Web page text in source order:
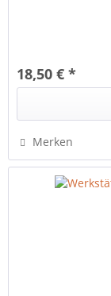
18,50 € *
Merken